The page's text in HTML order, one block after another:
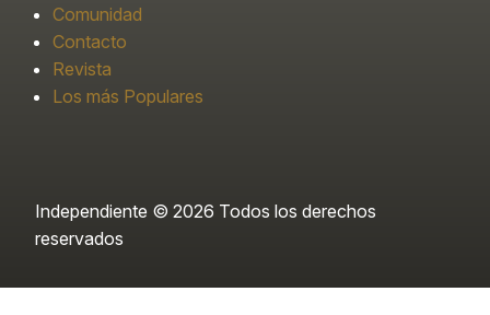
Comunidad
Contacto
Revista
Los más Populares
Independiente © 2026 Todos los derechos
reservados